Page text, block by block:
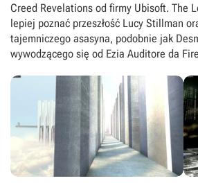
Creed Revelations od firmy Ubisoft. The
lepiej poznać przeszłość Lucy Stillman
tajemniczego asasyna, podobnie jak
wywodzącego się od Ezia Auditore da
wzorowanych na sekwencjach logiczno-
Animusie – maszynie do projekcji
wersji gry. W trakcie ich rozwiązywania
pierwszoosobowy, a naszym zadaniem
rozmaitych zależności, aby przedostać
Rozgrywce towarzyszą głosowe
bohaterów, poprzez które poznajemy